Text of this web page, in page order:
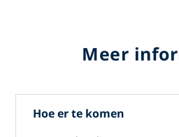
Meer
Hoe er te komen